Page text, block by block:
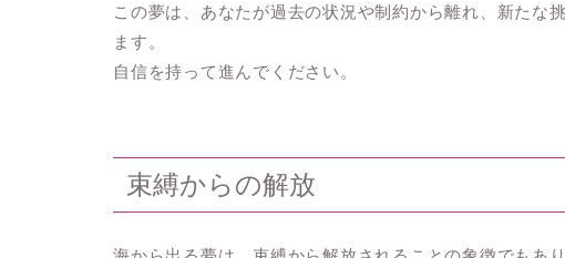
この夢は、あなたが過去の状況や制約から離れ、新たな
ます。
自信を持って進んでください。
束縛からの解放